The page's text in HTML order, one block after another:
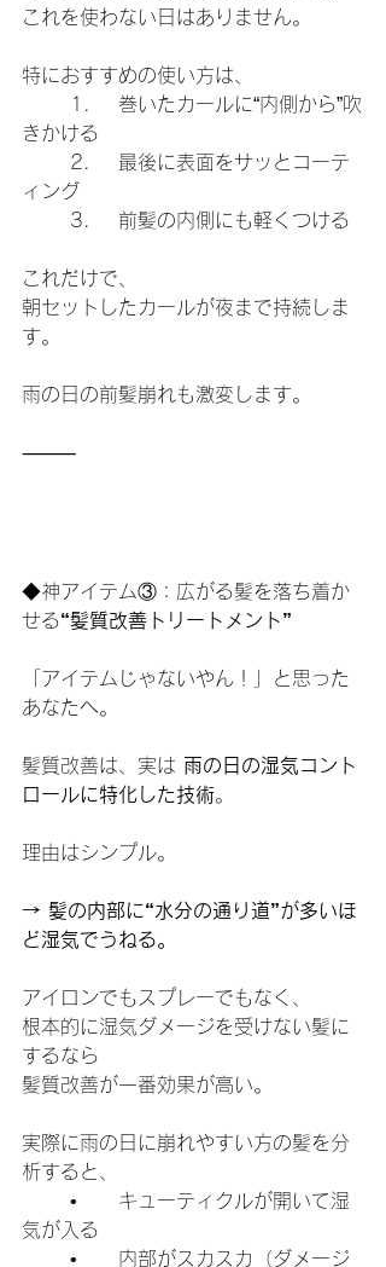
これを使わない日はありません。
特におすすめの使い方は、
きかける
ィング
	3.	前髪の内側にも軽くつける
これだけで、
朝セットしたカールが夜まで持続しま
す。
雨の日の前髪崩れも激変します。
⸻
◆神アイテム③：広がる髪を落ち着か
せる“髪質改善トリートメント”
「アイテムじゃないやん！」と思った
あなたへ。
髪質改善は、実は 雨の日の湿気コント
ロールに特化した技術。
理由はシンプル。
→ 髪の内部に“水分の通り道”が多いほ
ど湿気でうねる。
アイロンでもスプレーでもなく、
根本的に湿気ダメージを受けない髪に
するなら
髪質改善が一番効果が高い。
実際に雨の日に崩れやすい方の髪を分
析すると、
気が入る